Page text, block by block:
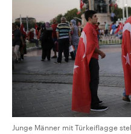
Junge Männer mit Türkeiflagge